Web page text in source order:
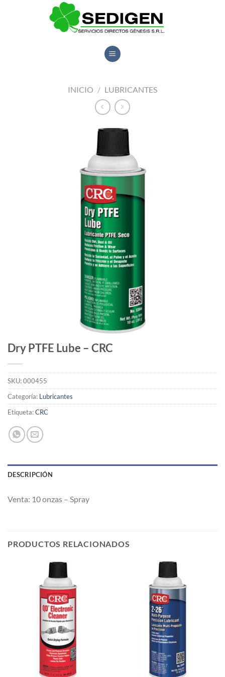
INICIO / LUBRICANTES
Dry PTFE Lube – CRC
SKU:000455
Categoría: Lubricantes
Etiqueta:CRC
DESCRIPCIÓN
Venta: 10 onzas – Spray
PRODUCTOS RELACIONADOS